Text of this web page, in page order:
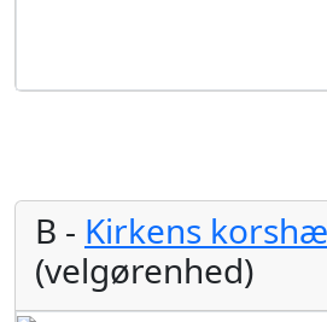
B - Kirkens
(velgørenhed)